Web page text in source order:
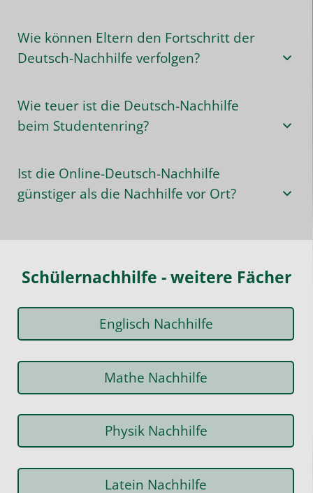
Wie können Eltern den Fortschritt der
Deutsch-Nachhilfe verfolgen?
Wie teuer ist die Deutsch-Nachhilfe
beim Studentenring?
Ist die Online-Deutsch-Nachhilfe
günstiger als die Nachhilfe vor Ort?
Schülernachhilfe - weitere Fächer
Englisch Nachhilfe
Mathe Nachhilfe
Physik Nachhilfe
Latein Nachhilfe